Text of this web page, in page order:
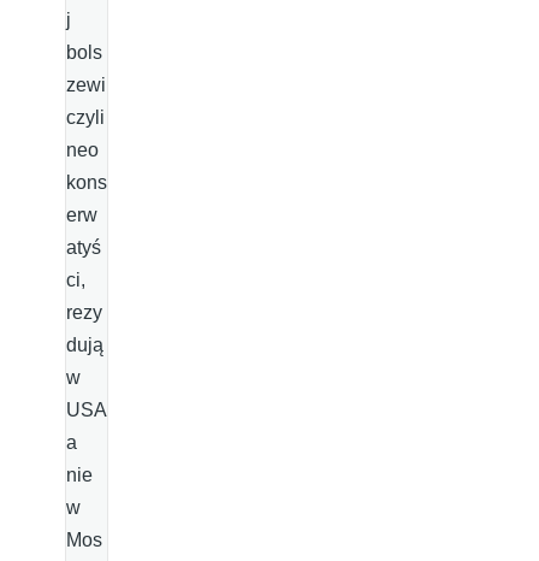
j
bols
zewi
czyli
neo
kons
erw
atyś
ci,
rezy
dują
w
USA
a
nie
w
Mos